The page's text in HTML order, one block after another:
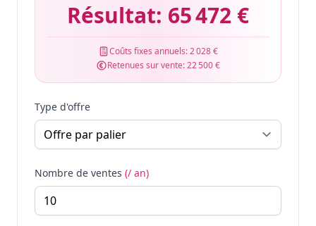
Résultat: 65 472 €
Coûts fixes annuels:2 028 €
Retenues sur vente:22 500 €
Type d'offre
Nombre de ventes (/ an)